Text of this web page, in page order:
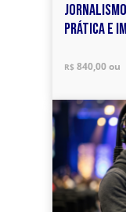
PRÁTICA E
R$ 840,00 ou